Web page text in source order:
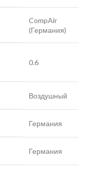
CompAir
(Германия)
0.6
Воздушный
Германия
Германия